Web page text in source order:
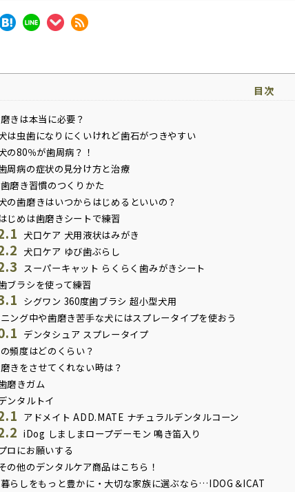
目次
きは本当に必要？
は虫歯になりにくいけれど歯石がつきやすい
の80％が歯周病？！
周病の症状の見分け方と治療
磨き習慣のつくりかた
の歯磨きはいつからはじめるといいの？
はじめは歯磨きシートで練習
犬口ケア 犬用液状はみがき
犬口ケア ゆび歯ぶらし
スーパーキャット らくらく歯みがきシート
ブラシを使って練習
シグワン 360度歯ブラシ 超小型犬用
ング中や歯磨き苦手な犬にはスプレータイプを使おう
デンタシュア スプレータイプ
頻度はどのくらい？
きをさせてくれない時は？
磨きガム
ンタルトイ
アドメイト ADD.MATE ナチュラルデンタルコーン
iDog しましまロープデーモン 鳴き笛入り
ロにお願いする
の他のデンタルケア商品はこちら！
らしをもっと豊かに・大切な家族に選ぶなら…IDOG＆ICAT